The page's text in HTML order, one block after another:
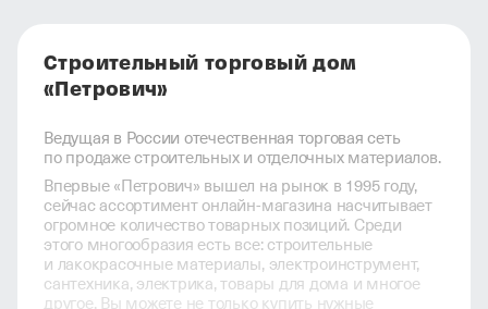
Строительный торговый дом
«Петрович»
Ведущая в России отечественная торговая сеть
по продаже строительных и отделочных материалов.
Впервые «Петрович» вышел на рынок в 1995 году,
сейчас ассортимент онлайн-магазина насчитывает
огромное количество товарных позиций. Среди
этого многообразия есть все: строительные
и лакокрасочные материалы, электроинструмент,
сантехника, электрика, товары для дома и многое
другое. Вы можете не только купить нужные